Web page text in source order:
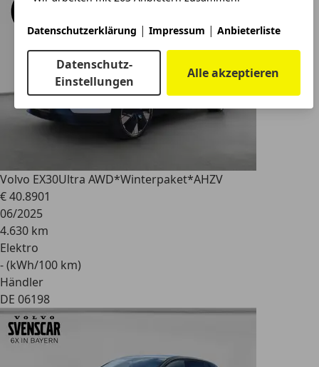
Datenschutzerklärung | Impressum | Anbieterliste
Datenschutz-
Einstellungen
Alle akzeptieren
Volvo EX30Ultra AWD*Winterpaket*AHZV
€ 40.8901
06/2025
4.630 km
Elektro
- (kWh/100 km)
Händler
DE 06198